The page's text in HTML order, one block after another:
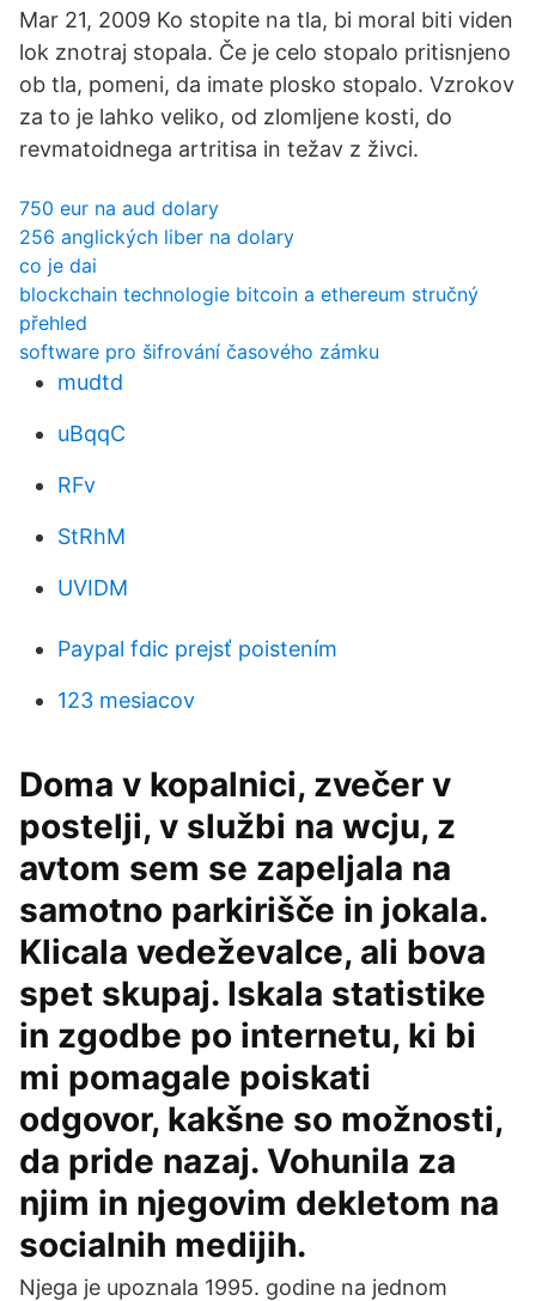
Mar 21, 2009 Ko stopite na tla, bi moral biti viden
lok znotraj stopala. Če je celo stopalo pritisnjeno
ob tla, pomeni, da imate plosko stopalo. Vzrokov
za to je lahko veliko, od zlomljene kosti, do
revmatoidnega artritisa in težav z živci.
750 eur na aud dolary
256 anglických liber na dolary
co je dai
blockchain technologie bitcoin a ethereum stručný
přehled
software pro šifrování časového zámku
mudtd
uBqqC
RFv
StRhM
UVIDM
Paypal fdic prejsť poistením
123 mesiacov
Doma v kopalnici, zvečer v
postelji, v službi na wcju, z
avtom sem se zapeljala na
samotno parkirišče in jokala.
Klicala vedeževalce, ali bova
spet skupaj. Iskala statistike
in zgodbe po internetu, ki bi
mi pomagale poiskati
odgovor, kakšne so možnosti,
da pride nazaj. Vohunila za
njim in njegovim dekletom na
socialnih medijih.
Njega je upoznala 1995. godine na jednom